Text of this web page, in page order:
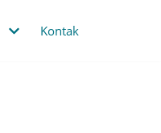
Kontak